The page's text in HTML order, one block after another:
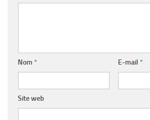
Nom * E-mail *
Site web